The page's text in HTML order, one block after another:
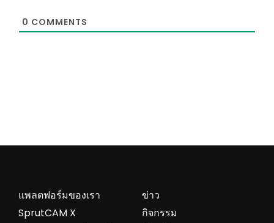
0 COMMENTS
ข่าว
กิจกรรม
แพลตฟอร์มของเรา
SprutCAM X